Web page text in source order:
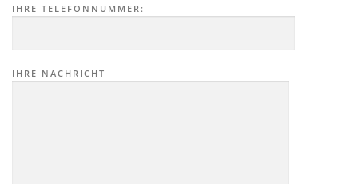
IHRE TELEFONNUMMER:
IHRE NACHRICHT